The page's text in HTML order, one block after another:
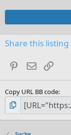
Share this listing
Pinterest
E-Mail
Copy URL BB code